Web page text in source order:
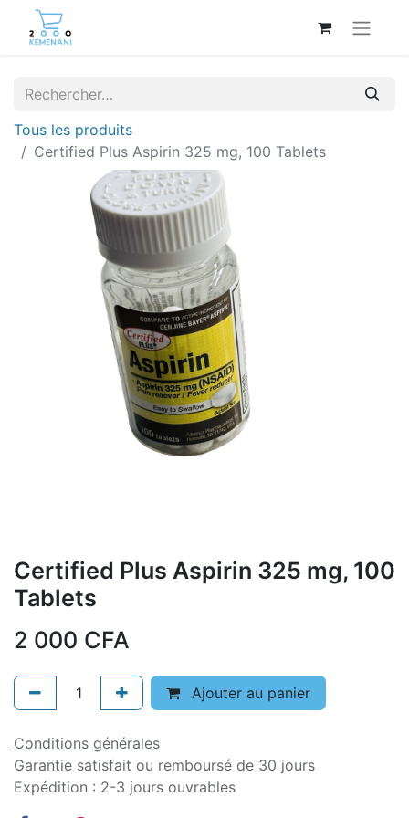
Tous les produits
Certified Plus Aspirin 325 mg, 100 Tablets
Certified Plus Aspirin 325 mg, 100
Tablets
2 000 CFA
Ajouter au panier
Conditions générales
Garantie satisfait ou remboursé de 30 jours
Expédition : 2-3 jours ouvrables